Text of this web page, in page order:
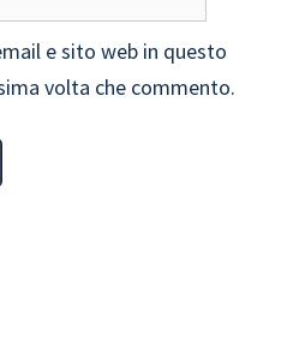
e sito web in questo
volta che commento.